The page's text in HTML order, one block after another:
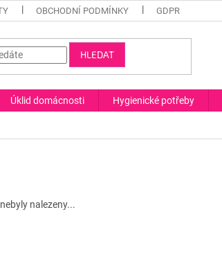
OBCHODNÍ PODMÍNKY GDPR
HLEDAT
Úklid domácnosti Hygienické potřeby
nebyly nalezeny...